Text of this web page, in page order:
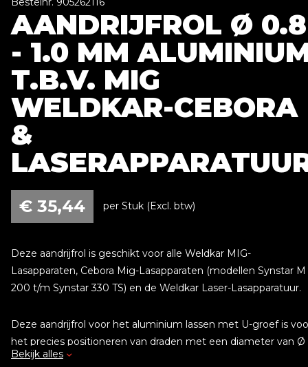
AANDRIJFROL Ø 0.8
- 1.0 MM
T.B.V. MIG
WELDKAR-CEBORA
&
€ 35,44 per Stuk (Excl. btw)
Deze aandrijfrol is geschikt voor alle Weldkar MIG-
Lasapparaten, Cebora Mig-Lasapparaten (modellen Synstar M
200 t/m Synstar 330 TS) en de Weldkar Laser-Lasapparatuur.
Deze aandrijfrol voor het aluminium lassen met U-groef is
het precies positioneren van draden met een diameter van Ø
0.8 t/m 1.6 mm. Het zorgt voor een stabiele en nauwkeurige
Bekijk alles